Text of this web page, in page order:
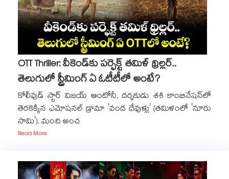
OTT Thriller: వీకెండ్‌కు పర్ఫెక్ట్ తమిళ్ థ్రిల్లర్..
తెలుగులో స్ట్రీమింగ్ ఏ ఓటీటీలో అంటే?
కోలీవుడ్ స్టార్ విజయ్ ఆంటోనీ, దర్శకుడు శశి కాంబినేషన్‌లో
తెరకెక్కిన ఎమోషనల్ డ్రామా 'వంద దేవుళ్లు' (తమిళంలో 'నూరు
సామి'). మంచి అంచ
Read More